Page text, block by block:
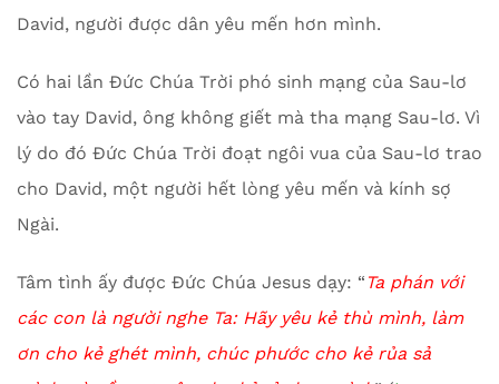
David, người được dân yêu mến hơn mình.
Có hai lần Đức Chúa Trời phó sinh mạng của Sau-lơ
vào tay David, ông không giết mà tha mạng Sau-lơ. Vì
lý do đó Đức Chúa Trời đoạt ngôi vua của Sau-lơ trao
cho David, một người hết lòng yêu mến và kính sợ
Ngài.
Tâm tình ấy được Đức Chúa Jesus dạy: “ Ta phán với
các con là người nghe Ta: Hãy yêu kẻ thù mình, làm
ơn cho kẻ ghét mình, chúc phước cho kẻ rủa sả